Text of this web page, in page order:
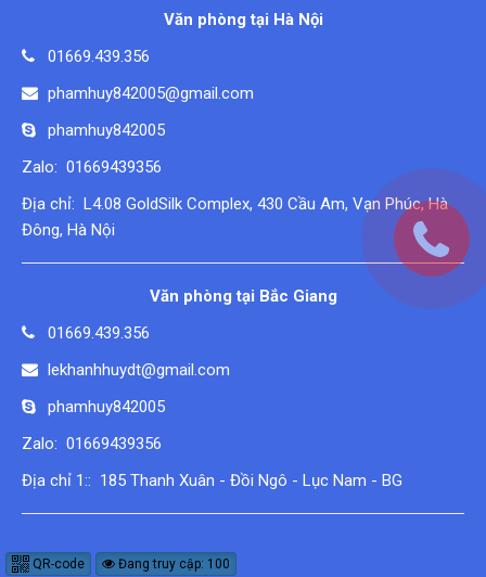
Văn phòng tại Hà Nội
01669.439.356
phamhuy842005@gmail.com
phamhuy842005
Zalo: 01669439356
Địa chỉ: L4.08 GoldSilk Complex, 430 Cầu Am, Vạn Phúc, Hà
Đông, Hà Nội
Văn phòng tại Bắc Giang
01669.439.356
lekhanhhuydt@gmail.com
phamhuy842005
Zalo: 01669439356
Địa chỉ 1:: 185 Thanh Xuân - Đồi Ngô - Lục Nam - BG
QR-code Đang truy cập: 100